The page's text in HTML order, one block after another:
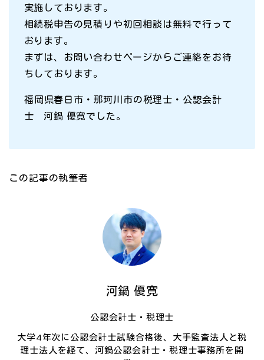
実施しております。
相続税申告の見積りや初回相談は無料で行って
おります。
まずは、お問い合わせページからご連絡をお待
ちしております。
福岡県春日市・那珂川市の税理士・公認会計
士 河鍋 優寛でした。
この記事の執筆者
河鍋 優寛
公認会計士・税理士
大学4年次に公認会計士試験合格後、大手監査法人と税
理士法人を経て、河鍋公認会計士・税理士事務所を開